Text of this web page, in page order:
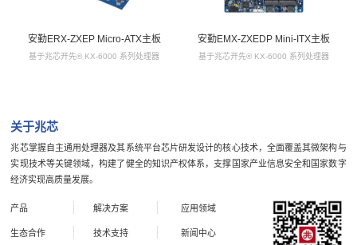
安勤ERX-ZXEP Micro-ATX主板
基于兆芯开先® KX-6000 系列处理器
安勤EMX-ZXEDP Mini-ITX主板
基于兆芯开先® KX-6000 系列处理器
关于兆芯
兆芯掌握自主通用处理器及其系统平台芯片研发设计的核心技术，全面覆盖其微架构与
实现技术等关键领域，构建了健全的知识产权体系，支撑国家产业信息安全和国家数字
经济实现高质量发展。
产品 解决方案 应用领域
生态合作 技术支持 新闻中心